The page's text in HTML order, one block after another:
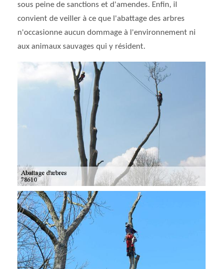
sous peine de sanctions et d'amendes. Enfin, il
convient de veiller à ce que l'abattage des arbres
n'occasionne aucun dommage à l'environnement ni
aux animaux sauvages qui y résident.